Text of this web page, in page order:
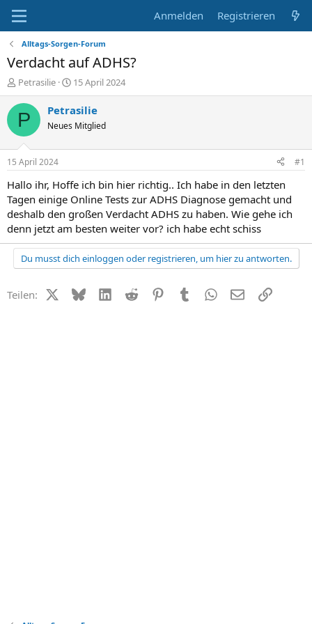
Anmelden Registrieren
Alltags-Sorgen-Forum
Verdacht auf ADHS?
E
r
s
e
r
Petrasilie
E
r
s
e
t
a
m
15 April 2024
P Petrasilie
Neues Mitglied
15 April 2024 #1
Hallo ihr, Hoffe ich bin hier richtig.. Ich habe in den letzten
Tagen einige Online Tests zur ADHS Diagnose gemacht und
deshalb den großen Verdacht ADHS zu haben. Wie gehe ich
denn jetzt am besten weiter vor? ich habe echt schiss
Du musst dich einloggen oder registrieren, um hier zu antworten.
Teilen: X (Twitter)
BlueskyLinkedIn
Reddit PinterestTumblr WhatsApp
E-MailLink